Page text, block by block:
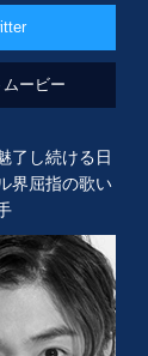
ムービー
了し続ける日
界屈指の歌い